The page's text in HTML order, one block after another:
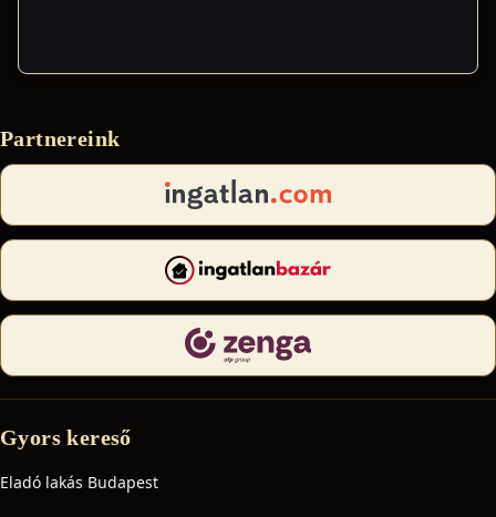
Partnereink
Gyors kereső
Eladó lakás Budapest